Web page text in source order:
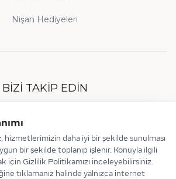
Nişan Hediyeleri
BIZI TAKIP EDIN
hizmetlerimizin daha iyi bir şekilde sunulması
bir şekilde toplanıp işlenir. Konuyla ilgili
için Gizlilik Politikamızı inceleyebilirsiniz.
tıklamanız halinde yalnızca internet